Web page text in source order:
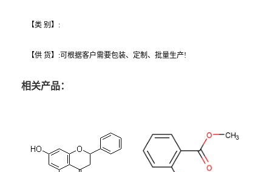
【类 别】:
【供 货】:可根据客户需要包装、定制、批量生产!
相关产品：